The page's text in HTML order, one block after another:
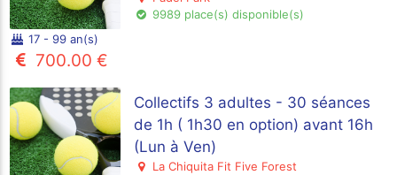
9989 place(s) disponible(s)
17 - 99 an(s)
700.00 €
Collectifs 3 adultes - 30 séances
de 1h ( 1h30 en option) avant 16h
(Lun à Ven)
La Chiquita Fit Five Forest